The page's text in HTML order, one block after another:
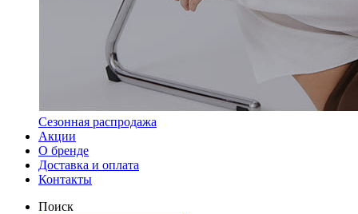
Сезонная распродажа
Акции
О бренде
Доставка и оплата
Контакты
Поиск